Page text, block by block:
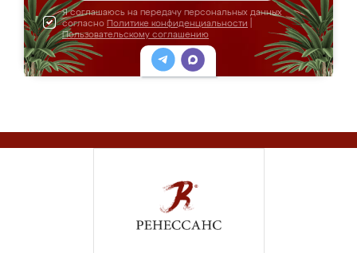
Я соглашаюсь на передачу персональных данных
согласно Политике конфиденциальности
Пользовательскому соглашению